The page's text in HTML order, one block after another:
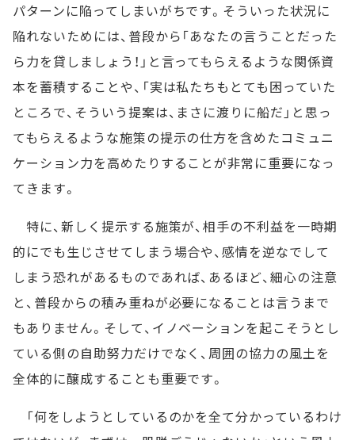
パターンに陥ってしまいがちです。そういった状況に
陥れないためには、普段から「あなたの言うことだった
ら力を貸しましょう！」と言ってもらえるような関係資
本を蓄積することや、「実は私たちもとても困っていた
ところで、そういう提案は、まさに渡りに船だ」と思っ
てもらえるような施策の提示の仕方を含めたコミュニ
ケーション力を高めたりすることが非常に重要になっ
てきます。
特に、新しく提示する施策が、相手の不利益を一時期
的にでも生じさせてしまう場合や、感情を逆なでして
しまう恐れがあるものであれば、あるほど、細心の注意
と、普段からの積み重ねが必要になることは言うまで
もありません。そして、イノベーションを起こそうとし
ている側の自助努力だけでなく、周囲の協力の風土を
全体的に醸成することも重要です。
「何をしようとしているのかを全て分かっているわけ